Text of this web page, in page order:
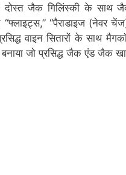
जैक गिलिंस्की के साथ
“फ्लाइट्स,” “पैराडाइज (नेवर
वाइन सितारों के साथ
बनाया जो प्रसिद्ध जैक एंड जैक